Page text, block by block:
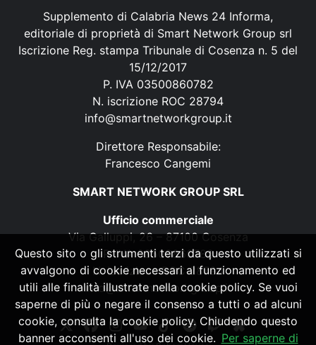
Supplemento di Calabria News 24 Informa,
editoriale di proprietà di Smart Network Group srl
Iscrizione Reg. stampa Tribunale di Cosenza n. 5 del
15/12/2017
P. IVA 03500860782
N. iscrizione ROC 28794
info@smartnetworkgroup.it
Direttore Responsabile:
Francesco Cangemi
SMART NETWORK GROUP SRL
Ufficio commerciale
Via Galluppi, 26 – 87100 Cosenza
P. IVA 03500860782
N. iscrizione ROC 28794
info@smartnetworkgroup.it
Questo sito o gli strumenti terzi da questo utilizzati si
avvalgono di cookie necessari al funzionamento ed
utili alle finalità illustrate nella cookie policy. Se vuoi
saperne di più o negare il consenso a tutti o ad alcuni
cookie, consulta la cookie policy. Chiudendo questo
banner acconsenti all'uso dei cookie. Per saperne di